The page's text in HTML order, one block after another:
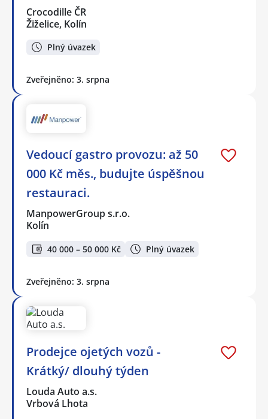
Crocodille ČR
Žiželice, Kolín
Plný úvazek
Zveřejněno: 3. srpna
Vedoucí gastro provozu: až 50
000 Kč měs., budujte úspěšnou
restauraci.
ManpowerGroup s.r.o.
Kolín
40 000 – 50 000 Kč Plný úvazek
Zveřejněno: 3. srpna
Prodejce ojetých vozů -
Krátký/ dlouhý týden
Louda Auto a.s.
Vrbová Lhota